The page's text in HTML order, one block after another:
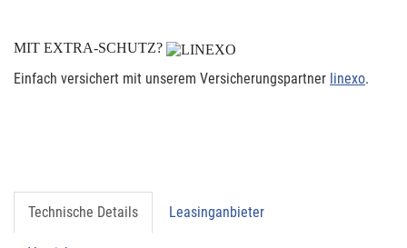
MIT EXTRA-SCHUTZ?
Einfach versichert mit unserem Versicherungspartner linexo.
Technische Details Leasinganbieter